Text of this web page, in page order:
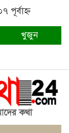
পূর্বাহ্ন
খুজুন